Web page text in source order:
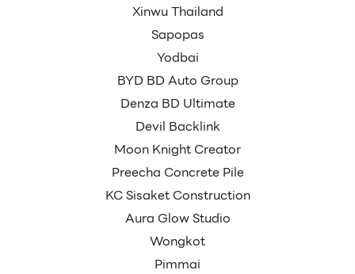
Xinwu Thailand
Sapopas
Yodbai
BYD BD Auto Group
Denza BD Ultimate
Devil Backlink
Moon Knight Creator
Preecha Concrete Pile
KC Sisaket Construction
Aura Glow Studio
Wongkot
Pimmai